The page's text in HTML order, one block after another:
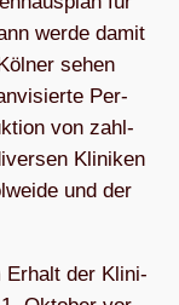
werde damit
sehen
Per­
von zahl­
Kli­ni­ken
und der
Erhalt der Kli­ni­